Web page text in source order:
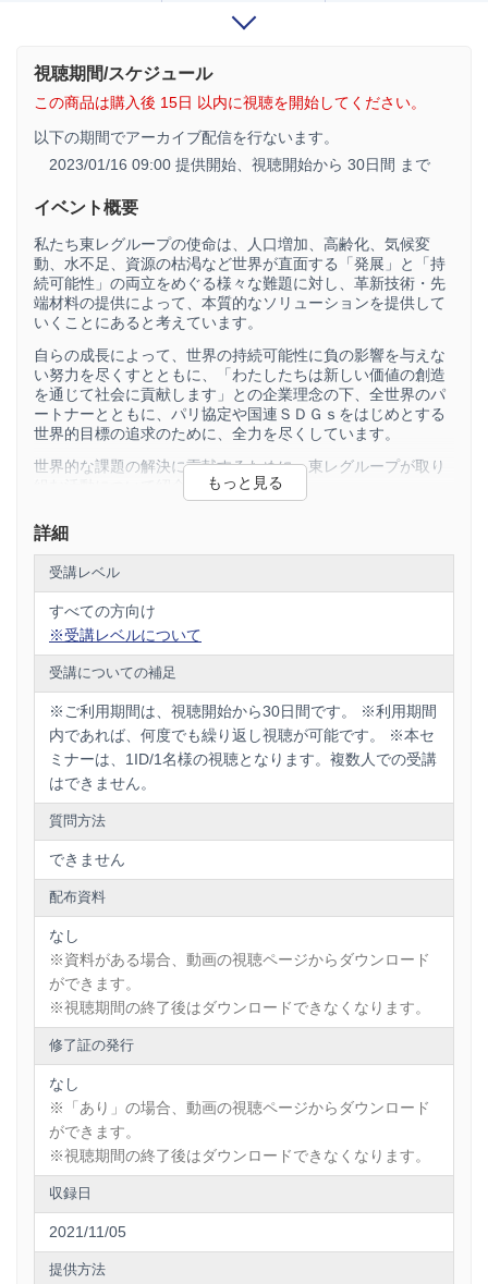
視聴期間/スケジュール
この商品は購入後 15日 以内に視聴を開始してください。
以下の期間でアーカイブ配信を行ないます。
2023/01/16 09:00 提供開始、 視聴開始から 30日間 まで
イベント概要
私たち東レグループの使命は、人口増加、高齢化、気候変
動、水不足、資源の枯渇など世界が直面する「発展」と「持
続可能性」の両立をめぐる様々な難題に対し、革新技術・先
端材料の提供によって、本質的なソリューションを提供して
いくことにあると考えています。
自らの成長によって、世界の持続可能性に負の影響を与えな
い努力を尽くすとともに、「わたしたちは新しい価値の創造
を通じて社会に貢献します」との企業理念の下、全世界のパ
ートナーとともに、パリ協定や国連ＳＤＧｓをはじめとする
世界的目標の追求のために、全力を尽くしています。
世界的な課題の解決に貢献するために、東レグループが取り
組む活動について紹介します。
詳細
受講レベル
すべての方向け
※受講レベルについて
受講についての補足
※ご利用期間は、視聴開始から30日間です。 ※利用期間
内であれば、何度でも繰り返し視聴が可能です。 ※本セ
ミナーは、1ID/1名様の視聴となります。複数人での受講
はできません。
質問方法
できません
配布資料
なし
※資料がある場合、動画の視聴ページからダウンロード
ができます。
※視聴期間の終了後はダウンロードできなくなります。
修了証の発行
なし
※「あり」の場合、動画の視聴ページからダウンロード
ができます。
※視聴期間の終了後はダウンロードできなくなります。
収録日
2021/11/05
提供方法